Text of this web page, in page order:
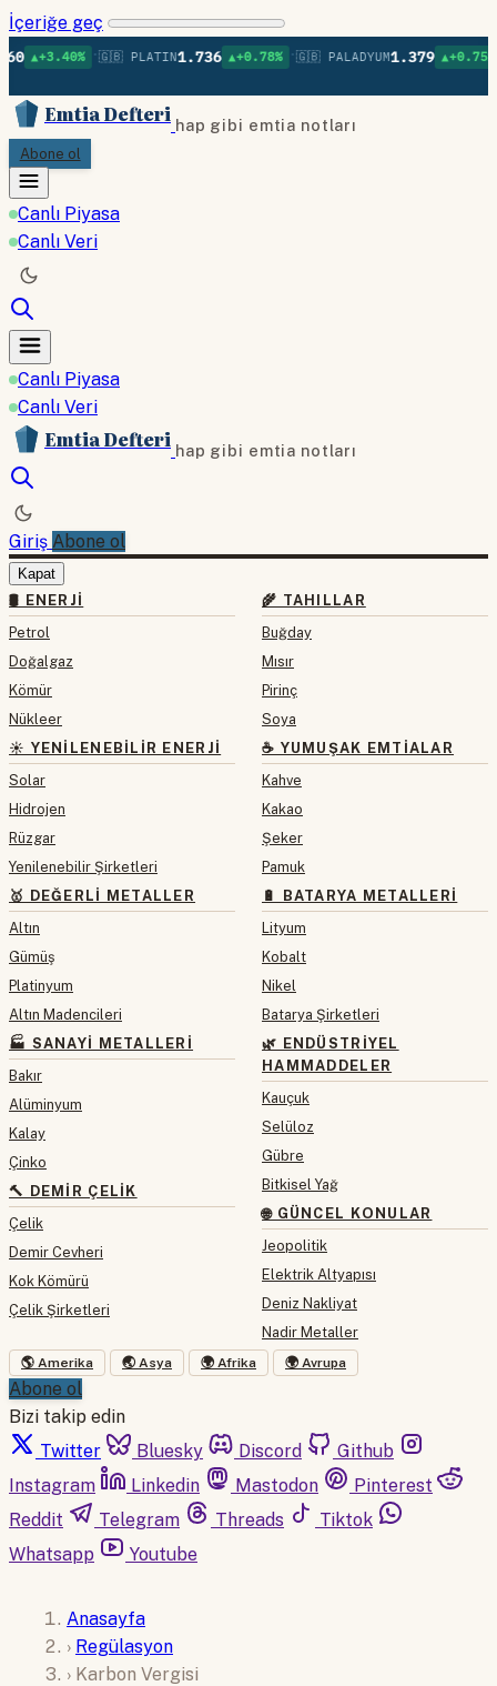
İçeriğe geç
🇬🇧 PLATIN1.736 ▲+0.78% 🇬🇧 PALADYUM 1.379 ▲+0.75% 🇬🇧
Emtia Defteri hap gibi emtia notları
Abone ol
Canlı Piyasa
Canlı Veri
Canlı Piyasa
Canlı Veri
Emtia Defteri hap gibi emtia notları
Giriş Abone ol
Kapat
🛢 ENERJI
Petrol
Doğalgaz
Kömür
Nükleer
☀️ YENILENEBILIR ENERJI
Solar
Hidrojen
Rüzgar
Yenilenebilir Şirketleri
🥇 DEĞERLI METALLER
Altın
Gümüş
Platinyum
Altın Madencileri
🏭 SANAYI METALLERI
Bakır
Alüminyum
Kalay
Çinko
🔨 DEMIR ÇELIK
Çelik
Demir Cevheri
Kok Kömürü
Çelik Şirketleri
🌾 TAHILLAR
Buğday
Mısır
Pirinç
Soya
☕ YUMUŞAK EMTIALAR
Kahve
Kakao
Şeker
Pamuk
🔋 BATARYA METALLERI
Lityum
Kobalt
Nikel
Batarya Şirketleri
🌿 ENDÜSTRIYEL
HAMMADDELER
Kauçuk
Selüloz
Gübre
Bitkisel Yağ
🌐 GÜNCEL KONULAR
Jeopolitik
Elektrik Altyapısı
Deniz Nakliyat
Nadir Metaller
🌎 Amerika 🌏 Asya 🌍 Afrika 🌍 Avrupa
Abone ol
Bizi takip edin
Twitter
Bluesky Discord
Github
Instagram
Linkedin Mastodon
Pinterest
Reddit
Telegram Threads
Tiktok
Whatsapp
Youtube
Anasayfa
› Regülasyon
› Karbon Vergisi